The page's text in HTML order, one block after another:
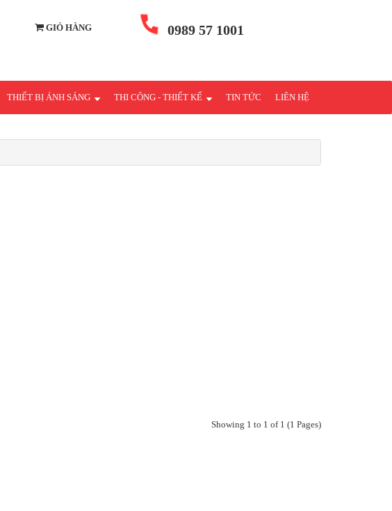
GIỎ HÀNG 0989 57 1001
THIẾT BỊ ÁNH SÁNG THI CÔNG - THIẾT KẾ TIN TỨC LIÊN HỆ
Showing 1 to 1 of 1 (1 Pages)